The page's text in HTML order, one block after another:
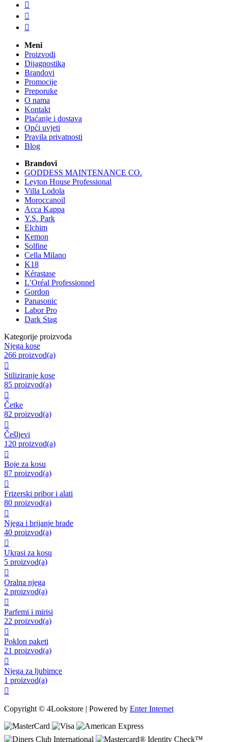



Meni
Proizvodi
Dijagnostika
Brandovi
Promocije
Preporuke
O nama
Kontakt
Plaćanje i dostava
Opći uvjeti
Pravila privatnosti
Blog
Brandovi
GODDESS MAINTENANCE CO.
Leyton House Professional
Villa Lodola
Moroccanoil
Acca Kappa
Y.S. Park
Elchim
Kemon
Solfine
Cella Milano
K18
Kérastase
L’Oréal Professionnel
Gordon
Panasonic
Labor Pro
Dark Stag
Kategorije proizvoda
Njega kose
266 proizvod(a)

Stiliziranje kose
85 proizvod(a)

Četke
82 proizvod(a)

Češljevi
120 proizvod(a)

Boje za kosu
87 proizvod(a)

Frizerski pribor i alati
80 proizvod(a)

Njega i brijanje brade
40 proizvod(a)

Ukrasi za kosu
5 proizvod(a)

Oralna njega
2 proizvod(a)

Parfemi i mirisi
22 proizvod(a)

Poklon paketi
21 proizvod(a)

Njega za ljubimce
1 proizvod(a)

Copyright © 4Lookstore | Powered by Enter Internet